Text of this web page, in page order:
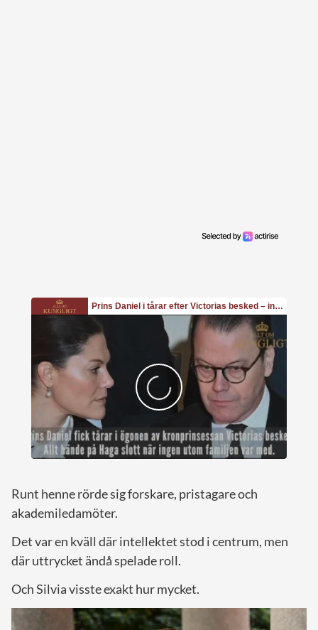
Runt henne rörde sig forskare, pristagare och
akademiledamöter.
Det var en kväll där intellektet stod i centrum, men
där uttrycket ändå spelade roll.
Och Silvia visste exakt hur mycket.